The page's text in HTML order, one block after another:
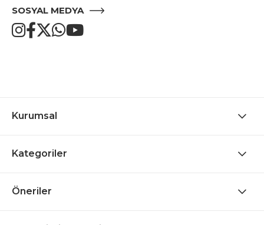
SOSYAL MEDYA
Kurumsal
Kategoriler
Öneriler